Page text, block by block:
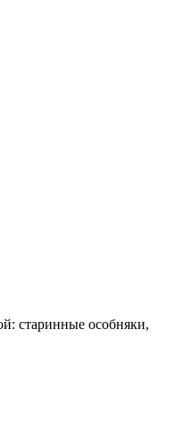
старинные особняки,